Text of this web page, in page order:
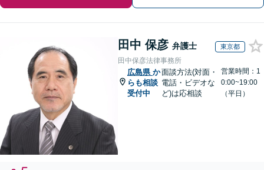
田中 保彦 弁護士 東京都
田中保彦法律事務所
広島県 か
らも相談
受付中
面談方法(対面・
電話・ビデオな
ど)は応相談
営業時間：1
0:00~19:00
（平日）